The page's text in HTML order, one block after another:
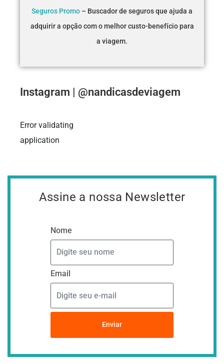
Seguros Promo – Buscador de seguros que ajuda a
adquirir a opção com o melhor custo-benefício para
a viagem.
Instagram | @nandicasdeviagem
Error validating
application
Assine a nossa Newsletter
Nome
Email
Enviar